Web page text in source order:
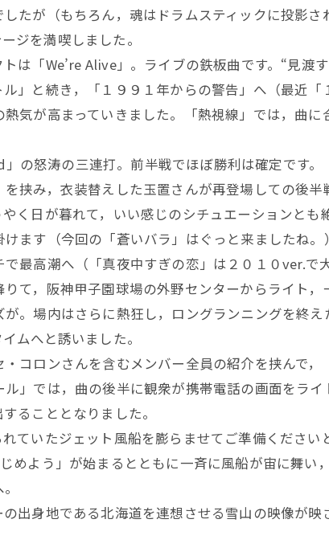
たが（もちろん，魂はドラムスティックに投影さ
ジを満喫しました。
は「We’re Alive」。ライブの鉄板曲です。“見渡
」と続き，「１９９１年からの警告」へ（最近「
気が高まっていきました。「熱視線」では，曲
の怒涛の三連打。前半戦でほぼ勝利は確定です。
挟み，衣装替えした玉置さんが再登場しての後半
く日が暮れて，いい感じのシチュエーションと
ます（今回の「蒼いバラ」はぐっと来ましたね。
最高潮へ（「真夜中すぎの恋」は２０１０ver.で
て，阪神甲子園球場の外野センターからライト
。場内はさらに熱狂し，ロングランニングを終
ムへと誘いました。
コロンさんを含むメンバー全員の紹介を挟んで，
」では，曲の後半に観衆が携帯電話の画面をラ
ることとなりました。
ていたジェット風船を膨らませてご準備ください
めよう」が始まるとともに一斉に風船が宙に舞い
出身地である北海道を連想させる雪山の映像が映